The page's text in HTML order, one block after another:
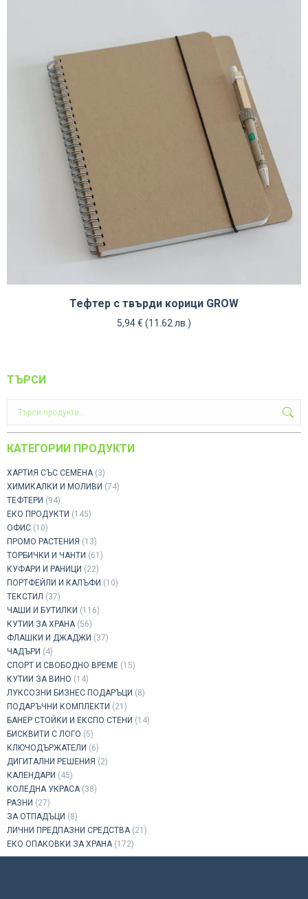
Тефтер с твърди корици GROW
5,94€ (11.62 лв.)
ТЪРСИ
КАТЕГОРИИ ПРОДУКТИ
ХАРТИЯ СЪС СЕМЕНА (3)
ХИМИКАЛКИ И МОЛИВИ (74)
ТЕФТЕРИ (94)
ЕКО ПРОДУКТИ (145)
ОФИС (10)
ПРОМО РАСТЕНИЯ (13)
ТОРБИЧКИ И ЧАНТИ (61)
КУФАРИ И РАНИЦИ (22)
ПОРТФЕЙЛИ И КАЛЪФИ (10)
ТЕКСТИЛ (37)
ЧАШИ И БУТИЛКИ (116)
КУТИИ ЗА ХРАНА (56)
ФЛАШКИ И ДЖАДЖИ (37)
ЧАДЪРИ (4)
СПОРТ И СВОБОДНО ВРЕМЕ (15)
КУТИИ ЗА ВИНО (14)
ЛУКСОЗНИ БИЗНЕС ПОДАРЪЦИ (8)
ПОДАРЪЧНИ КОМПЛЕКТИ (21)
БАНЕР СТОЙКИ И ЕКСПО СТЕНИ (14)
БИСКВИТИ С ЛОГО (5)
КЛЮЧОДЪРЖАТЕЛИ (6)
ДИГИТАЛНИ РЕШЕНИЯ (2)
КАЛЕНДАРИ (45)
КОЛЕДНА УКРАСА (38)
РАЗНИ (27)
ЗА ОТПАДЪЦИ (8)
ЛИЧНИ ПРЕДПАЗНИ СРЕДСТВА (21)
ЕКО ОПАКОВКИ ЗА ХРАНА (172)